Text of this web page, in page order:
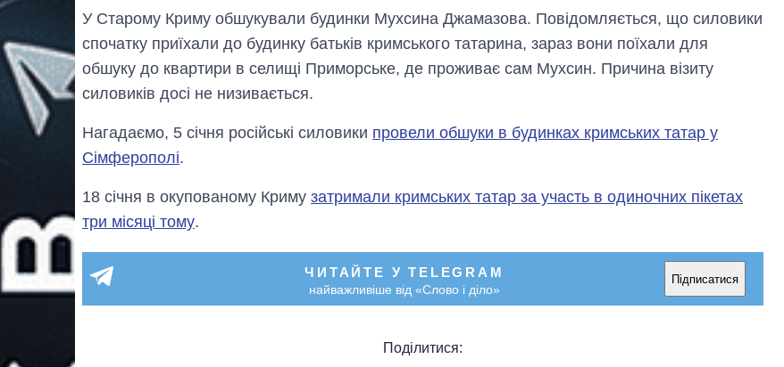
У Старому Криму обшукували будинки Мухсина Джамазова. Повідомляється, що силовики
спочатку приїхали до будинку батьків кримського татарина, зараз вони поїхали для
обшуку до квартири в селищі Приморське, де проживає сам Мухсин. Причина візиту
силовиків досі не низивається.
Нагадаємо, 5 січня російські силовики провели обшуки в будинках кримських татар у
Сімферополі.
18 січня в окупованому Криму затримали кримських татар за участь в одиночних пікетах
три місяці тому.
ЧИТАЙТЕ У TELEGRAM
найважливіше від «Слово і діло»
Підписатися
Поділитися: